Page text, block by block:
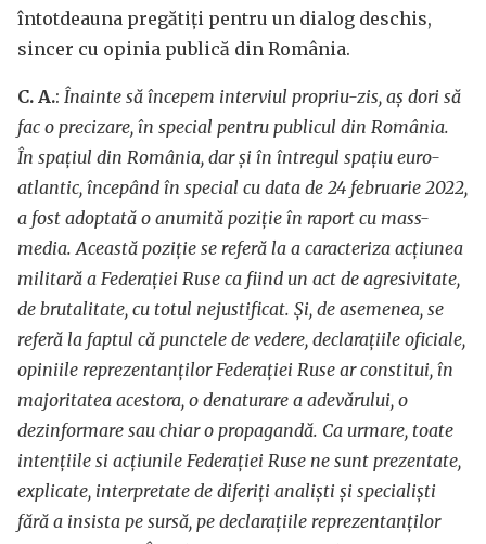
întotdeauna pregătiți pentru un dialog deschis,
sincer cu opinia publică din România.
C. A.: Înainte să începem interviul propriu-zis, aș dori să
fac o precizare, în special pentru publicul din România.
În spațiul din România, dar și în întregul spațiu euro-
atlantic, începând în special cu data de 24 februarie 2022,
a fost adoptată o anumită poziție în raport cu mass-
media. Această poziție se referă la a caracteriza acțiunea
militară a Federației Ruse ca fiind un act de agresivitate,
de brutalitate, cu totul nejustificat. Și, de asemenea, se
referă la faptul că punctele de vedere, declarațiile oficiale,
opiniile reprezentanților Federației Ruse ar constitui, în
majoritatea acestora, o denaturare a adevărului, o
dezinformare sau chiar o propagandă. Ca urmare, toate
intențiile si acțiunile Federației Ruse ne sunt prezentate,
explicate, interpretate de diferiți analiști și specialiști
fără a insista pe sursă, pe declarațiile reprezentanților